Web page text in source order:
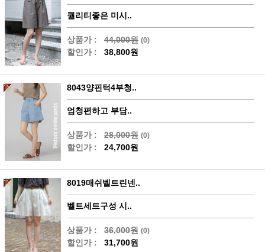
퀄리티좋은 미시..
상품가 : 44,000원 (0)
할인가 : 38,800원
8043양핀턱4부청..
엄청편하고 부담..
상품가 : 28,000원 (0)
할인가 : 24,700원
8019매쉬벨트린넨..
벨트세트구성 시..
상품가 : 36,000원 (0)
할인가 : 31,700원